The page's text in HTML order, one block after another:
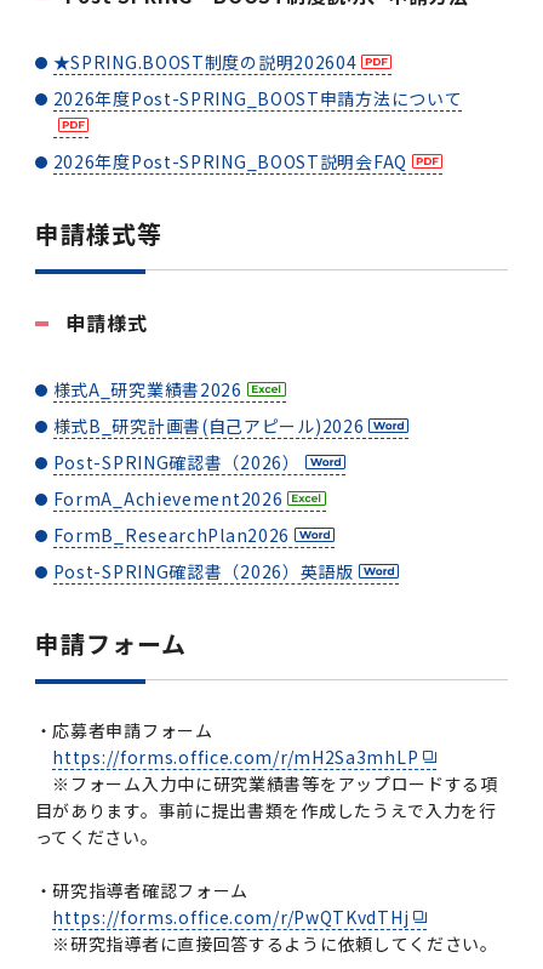
動物実験等に関する情報
企業等からの資金提供状況の公表
次世代育成支援対策推進法による一般事業主行
目標とする教員の適正な年齢構成
キャンパスマスタープラン2016
国立大学法人ガバナンス・コード報告書
役員会議事概要について
企業活動と医療機関等の透明性ガイドライン
次世代認定マーク「くるみん」を取得しました
（基準適合一般事業主認定）
Call for Applications to TMDU-SPRING
Program (formerly the TMDU WISE
Program) for the 2024 Academic Year
令和6年度（2024年度）東京医科歯科大学
「TMDU-SPRING」対象学生の募集について
Programs (II) for the 2023 Academic Year
by Eligible Students (*Autumn admission)
令和５年度（２０２３年度）東京医科歯科大学
「卓越大学院生制度（Ⅱ）」対象学生（秋入学
対象）の募集について
大学院在学生
附属学校在学生
障害を理由とする差別の解消の推進に関する対
応要領
困りごと対策貸出グッズ
令和６年度（２０２４年度）東京医科歯科大学
「研究者早期育成コース」採用決定通知書授与
式を行いました。
令和５年度（２０２３年度）東京医科歯科大学
ス」採用決定通知書授与式を行いました。
令和４年度（２０２２年度）東京医科歯科大学
「研究者早期育成コース及び研究者養成コー
令和３年度（２０２１年度）東京医科歯科大学
「卓越大学院生制度（Ⅰ）」採用決定通知書授
与式を行いました。
学位の申請
外国人留学生の就職情報について
就職活動体験談について
OB・OG情報について
その他 就職関連情報（推薦書等）
2022年（38.1 MB）
2021年（PDF：71.9 MB）
2020年 （PDF：67.8MB）
2017年 （PDF：75.1MB）
2016年 （PDF：73.0MB）
2015年 （PDF：83.3MB）
2014年 （PDF：21.4MB）
2026年度
2025年度
2023年度
2021年度
2020年度
2019年度
2018年度
2016年度
2015年度
2014年度
2023年（PDF：4.5MB）
2022年（PDF：53.8 MB）
2020年 （PDF：4.6MB）
2018年 （PDF：18.7MB）
2017年 （PDF：7.2MB）
2016年 （PDF：13.5MB）
大学統合時の教育・学生生活について（受験生
向け）
Regarding education and student life after
the integration（For prospective
students）
大学統合時の教育・学生生活について（在学生
向け）
the integration (For current students)
教学IR関連公開情報
教学IR関連公開情報トップ
卒業生進路アンケート
卒業時大学評価アンケート
科目評価（旧 科目別アンケート）
教学IR 業績・活動
統合イノベーション機構トップ
医療ビッグデータによるトータル・ヘルスケア
オープンイノベーションセンター
ヘルスサイエンスR&Dセンター
若手研究者支援センター（統合研究機構）
研究基盤クラスター（統合研究機構）
研究基盤クラスター（統合研究機構）トップ
生命倫理研究センター
疾患バイオリソースセンター
先端医歯工学創成クラスター（統合研究機構）
トップ
再生医療研究センター
再生医療研究センター（微生物安全性グルー
プ）
脳統合機能研究センター
核酸・ペプチド創薬治療研究センター
ップ
低侵襲医療センター（旧：低侵襲医歯学研究セ
ンター）
統合情報機構（図書館部門・ITセキュリティ部
門）
門）トップ
図書館部門
図書館部門トップ
図書館
図書館講習会
イマキク
情報システムポータル
お茶の水医学雑誌
デジタル変革推進事務室
連絡先一覧
学生支援・保健管理機構トップ
保健管理センター
湯島学生支援センター
湯島学生支援センタートップ
学生相談支援室
環境安全管理室
環境安全管理室トップ
環境報告書
広報部
研究大学強化促進事業に関する情報・評価
★SPRING.BOOST制度の説明202604
2026年度Post-SPRING_BOOST申請方法について
2026年度Post-SPRING_BOOST説明会FAQ
申請様式等
申請様式
様式A_研究業績書2026
様式B_研究計画書(自己アピール)2026
Post-SPRING確認書（2026）
FormA_Achievement2026
FormB_ResearchPlan2026
Post-SPRING確認書（2026）英語版
申請フォーム
・応募者申請フォーム
https://forms.office.com/r/mH2Sa3mhLP
※フォーム入力中に研究業績書等をアップロードする項
目があります。事前に提出書類を作成したうえで入力を行
ってください。
・研究指導者確認フォーム
https://forms.office.com/r/PwQTKvdTHj
※研究指導者に直接回答するように依頼してください。